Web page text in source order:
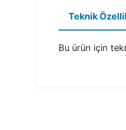
Teknik
Bu ürün için